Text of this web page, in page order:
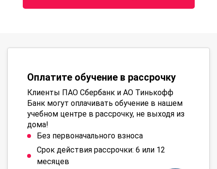
Оплатите обучение в рассрочку
Клиенты ПАО Сбербанк и АО Тинькофф
Банк могут оплачивать обучение в нашем
учебном центре в рассрочку, не выходя из
дома!
Без первоначального взноса
Срок действия рассрочки: 6 или 12
месяцев